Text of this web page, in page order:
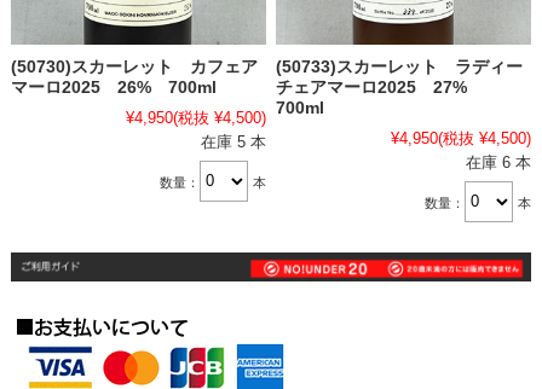
(50730)スカーレット カフェア
マーロ2025 26% 700ml
¥4,950(税抜 ¥4,500)
在庫 5 本
数量： 本
(50733)スカーレット ラディー
チェアマーロ2025 27%
700ml
¥4,950(税抜 ¥4,500)
在庫 6 本
数量： 本